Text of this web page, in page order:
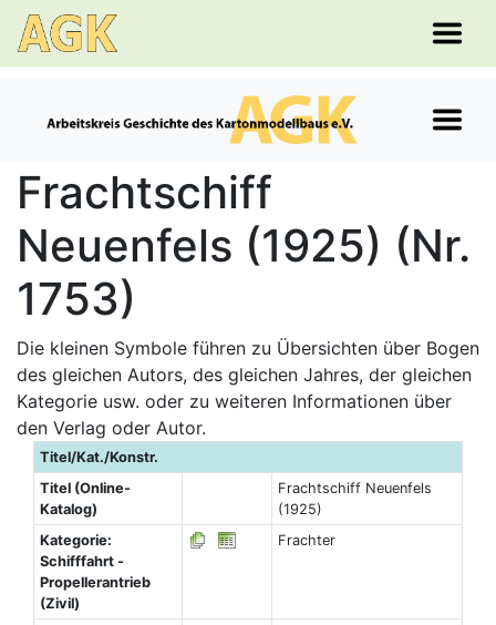
Frachtschiff
Neuenfels (1925) (Nr.
1753)
Die kleinen Symbole führen zu Übersichten über Bogen
des gleichen Autors, des gleichen Jahres, der gleichen
Kategorie usw. oder zu weiteren Informationen über
den Verlag oder Autor.
Titel/Kat./Konstr.
Titel (Online-
Katalog)
Frachtschiff Neuenfels
(1925)
Kategorie:
Schifffahrt -
Propellerantrieb
(Zivil)
Frachter